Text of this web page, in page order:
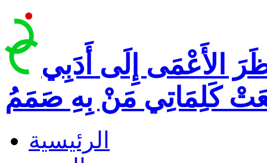
الأَعْمَى إِلَى أَدَبِي
كَلِمَاتِي مَنْ بِهِ صَمَمُ
الرئيسية